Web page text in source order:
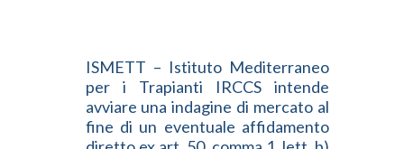
ISMETT – Istituto Mediterraneo
per i Trapianti IRCCS intende
avviare una indagine di mercato al
fine di un eventuale affidamento